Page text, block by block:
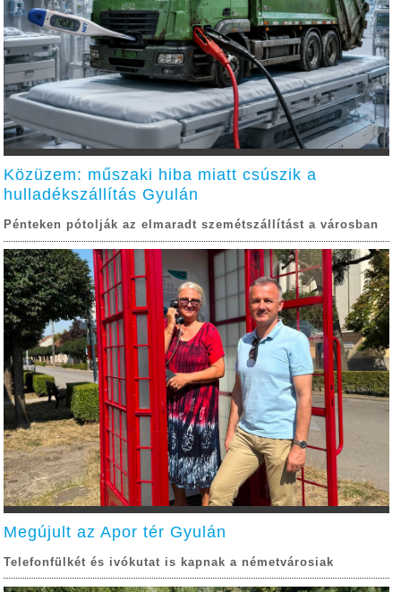
Közüzem: műszaki hiba miatt csúszik a
hulladékszállítás Gyulán
Pénteken pótolják az elmaradt szemétszállítást a városban
Megújult az Apor tér Gyulán
Telefonfülkét és ivókutat is kapnak a németvárosiak